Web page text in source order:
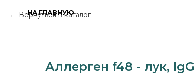
Вернуться в каталог
Аллерген f48 - лук, IgG
НА ГЛАВНУЮ